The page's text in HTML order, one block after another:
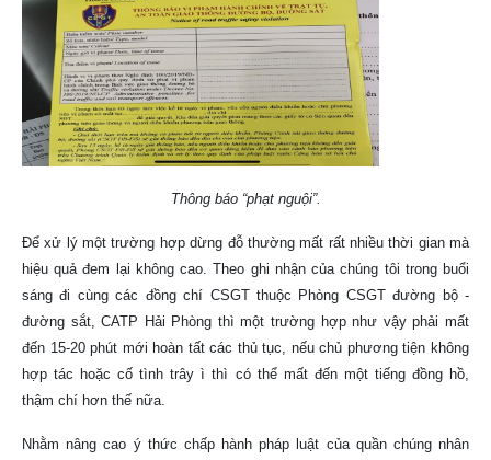
Thông báo “phạt nguội”.
Để xử lý một trường hợp dừng đỗ thường mất rất nhiều thời gian mà
hiệu quả đem lại không cao. Theo ghi nhận của chúng tôi trong buổi
sáng đi cùng các đồng chí CSGT thuộc Phòng CSGT đường bộ -
đường sắt, CATP Hải Phòng thì một trường hợp như vậy phải mất
đến 15-20 phút mới hoàn tất các thủ tục, nếu chủ phương tiện không
hợp tác hoặc cố tình trây ì thì có thể mất đến một tiếng đồng hồ,
thậm chí hơn thế nữa.
Nhằm nâng cao ý thức chấp hành pháp luật của quần chúng nhân